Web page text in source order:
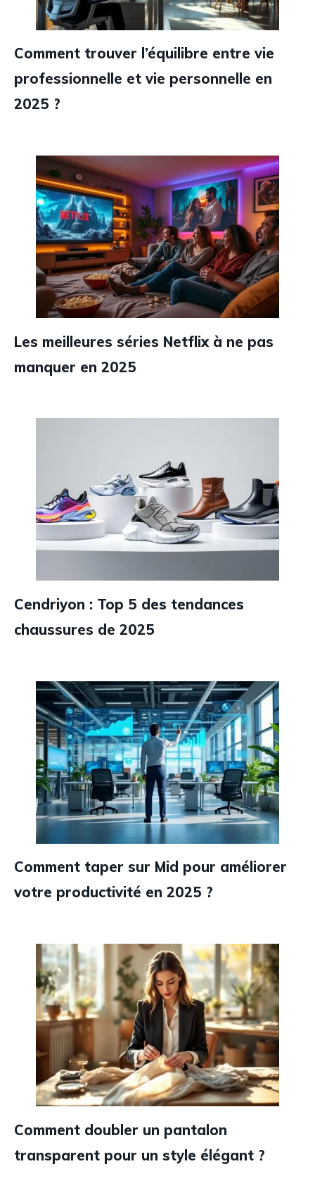
Comment trouver l’équilibre entre vie
professionnelle et vie personnelle en
2025 ?
Les meilleures séries Netflix à ne pas
manquer en 2025
Cendriyon : Top 5 des tendances
chaussures de 2025
Comment taper sur Mid pour améliorer
votre productivité en 2025 ?
Comment doubler un pantalon
transparent pour un style élégant ?